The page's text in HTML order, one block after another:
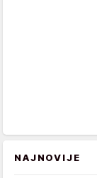
NAJNOVIJE